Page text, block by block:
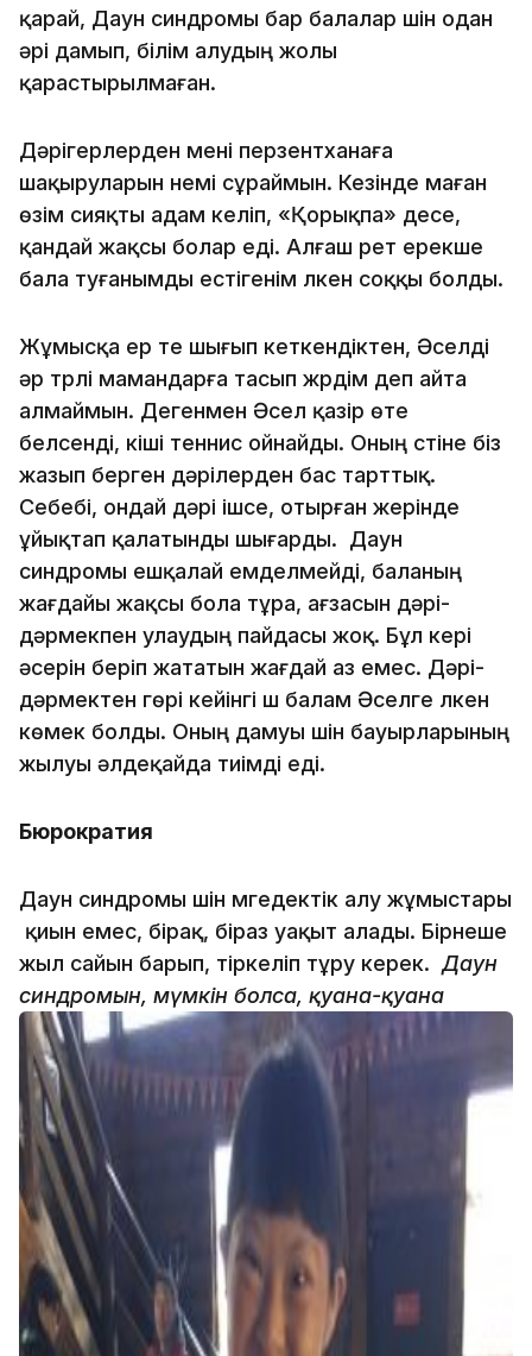
қарай, Даун синдромы бар балалар үшін одан
әрі дамып, білім алудың жолы
қарастырылмаған.
Дәрігерлерден мені перзентханаға
шақыруларын үнемі сұраймын. Кезінде маған
өзім сияқты адам келіп, «Қорықпа» десе,
қандай жақсы болар еді. Алғаш рет ерекше
бала туғанымды естігенім үлкен соққы болды.
Жұмысқа ер те шығып кеткендіктен, Әселді
әр түрлі мамандарға тасып жүрдім деп айта
алмаймын. Дегенмен Әсел қазір өте
белсенді, кіші теннис ойнайды. Оның үстіне біз
жазып берген дәрілерден бас тарттық.
Себебі, ондай дәрі ішсе, отырған жерінде
ұйықтап қалатынды шығарды. Даун
синдромы ешқалай емделмейді, баланың
жағдайы жақсы бола тұра, ағзасын дәрі-
дәрмекпен улаудың пайдасы жоқ. Бұл кері
әсерін беріп жататын жағдай аз емес. Дәрі-
дәрмектен гөрі кейінгі үш балам Әселге үлкен
көмек болды. Оның дамуы үшін бауырларының
жылуы әлдеқайда тиімді еді.
Бюрократия
Даун синдромы үшін мүгедектік алу жұмыстары
қиын емес, бірақ, біраз уақыт алады. Бірнеше
жыл сайын барып, тіркеліп тұру керек. Даун
синдромын, мүмкін болса, қуана-қуана